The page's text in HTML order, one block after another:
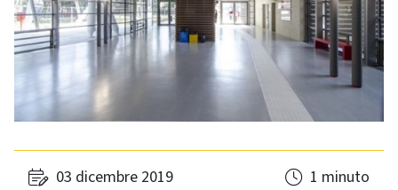
03 dicembre 2019 1 minuto